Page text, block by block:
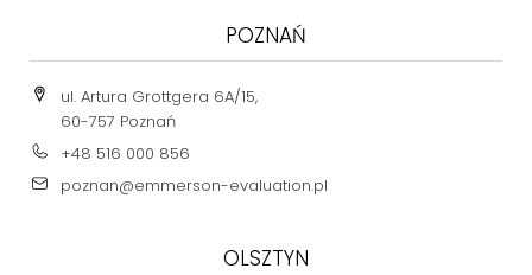
POZNAŃ
ul. Artura Grottgera 6A/15,
60-757 Poznań
+48 516 000 856
poznan@emmerson-evaluation.pl
OLSZTYN